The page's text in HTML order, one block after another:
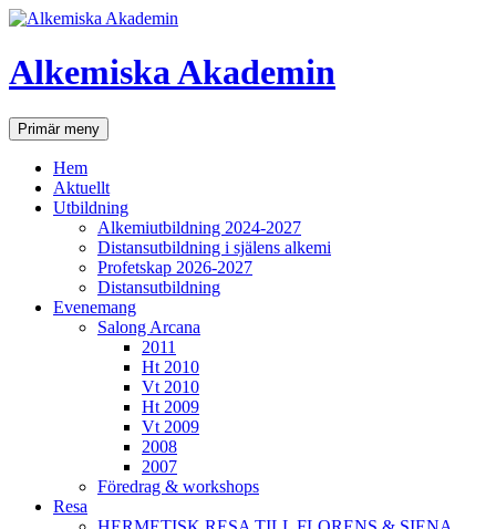
Hoppa
innehåll
Alkemiska Akademin
SökPrimär meny
Hem
Aktuellt
Utbildning
Alkemiutbildning 2024-2027
Distansutbildning i själens alkemi
Profetskap 2026-2027
Distansutbildning
Evenemang
Salong Arcana
2011
Ht 2010
Vt 2010
Ht 2009
Vt 2009
2008
2007
Föredrag & workshops
Resa